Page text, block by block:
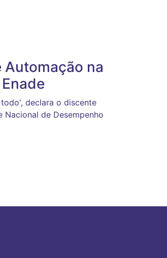
Automação na
declara o discente
Nacional de Desempenho